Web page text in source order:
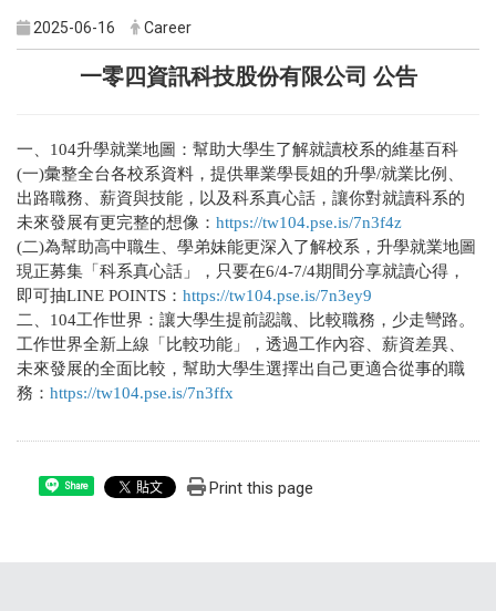
2025-06-16 Career
一零四資訊科技股份有限公司 公告
一、104升學就業地圖：幫助大學生了解就讀校系的維基百科
(一)彙整全台各校系資料，提供畢業學長姐的升學/就業比例、
出路職務、薪資與技能，以及科系真心話，讓你對就讀科系的
未來發展有更完整的想像： https://tw104.pse.is/7n3f4z
(二)為幫助高中職生、學弟妹能更深入了解校系，升學就業地圖
現正募集「科系真心話」，只要在6/4-7/4期間分享就讀心得，
即可抽LINE POINTS： https://tw104.pse.is/7n3ey9
二、104工作世界：讓大學生提前認識、比較職務，少走彎路。
工作世界全新上線「比較功能」，透過工作內容、薪資差異、
未來發展的全面比較，幫助大學生選擇出自己更適合從事的職
務： https://tw104.pse.is/7n3ffx
Share Print this page